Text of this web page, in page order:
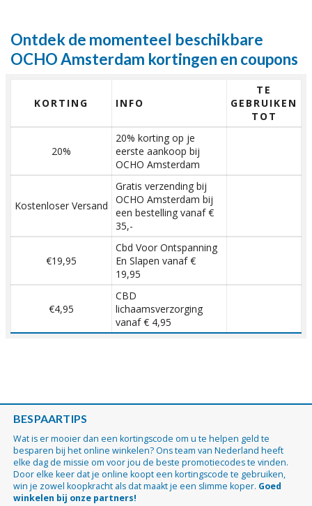
Ontdek de momenteel beschikbare
OCHO Amsterdam kortingen en coupons
KORTING INFO
TE
GEBRUIKEN
TOT
20%
20% korting op je
eerste aankoop bij
OCHO Amsterdam
Kostenloser Versand
Gratis verzending bij
OCHO Amsterdam bij
een bestelling vanaf €
35,-
€19,95
Cbd Voor Ontspanning
En Slapen vanaf €
19,95
€4,95
CBD
lichaamsverzorging
vanaf € 4,95
BESPAARTIPS
Wat is er mooier dan een kortingscode om u te helpen geld te
besparen bij het online winkelen? Ons team van Nederland heeft
elke dag de missie om voor jou de beste promotiecodes te vinden.
Door elke keer dat je online koopt een kortingscode te gebruiken,
win je zowel koopkracht als dat maakt je een slimme koper. Goed
winkelen bij onze partners!